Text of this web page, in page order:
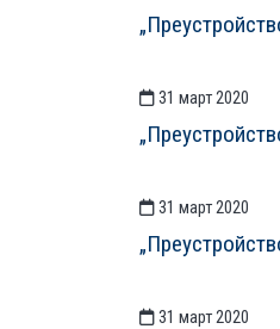
31 март 2020
31 март 2020
31 март 2020